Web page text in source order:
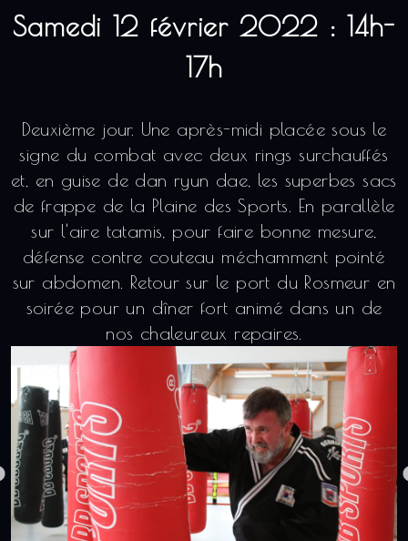
Samedi 12 février 2022 : 14h-
17h
Deuxième jour. Une après-midi placée sous le
signe du combat avec deux rings surchauffés
et, en guise de dan ryun dae, les superbes sacs
de frappe de la Plaine des Sports. En parallèle
sur l'aire tatamis, pour faire bonne mesure,
défense contre couteau méchamment pointé
sur abdomen. Retour sur le port du Rosmeur en
soirée pour un dîner fort animé dans un de
nos chaleureux repaires.